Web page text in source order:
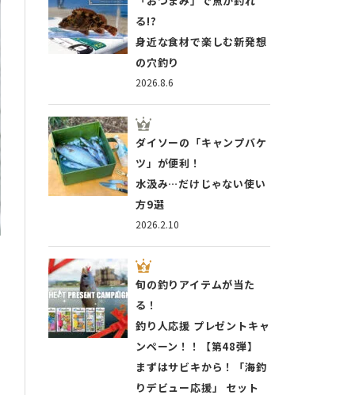
2026.8.6
る!?
身近な食材で楽しむ新発想
の穴釣り
2026.2.10
ダイソーの「キャンプバケ
ツ」が便利！
水汲み…だけじゃない使い
方9選
旬の釣りアイテムが当た
る！
釣り人応援 プレゼントキャ
ンペーン！！【第48弾】
まずはサビキから！「海釣
りデビュー応援」 セット